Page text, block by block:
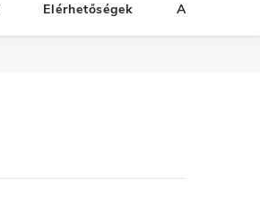
Elérhetőségek A vásárlás